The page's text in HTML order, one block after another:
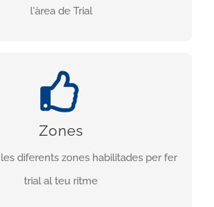
l'àrea de Trial
Zones
diferents zones habilitades per fer
trial al teu ritme
DIFERENTS ZONES
gaudir del trial a 12 espais amb
i dificultats per diferents nivells .